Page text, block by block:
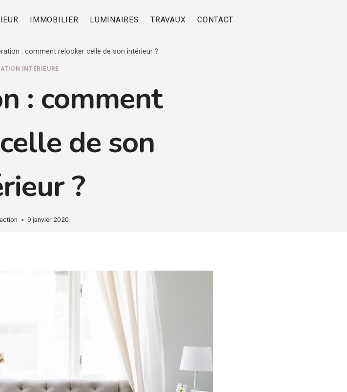
IMMOBILIER LUMINAIRES TRAVAUX CONTACT
: comment relooker celle de son intérieur ?
INTÉRIEURE
: comment
de son
?
9 janvier 2020